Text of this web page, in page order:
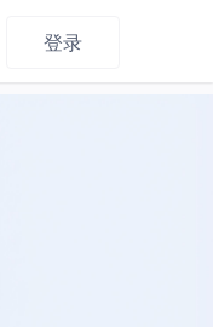
登录